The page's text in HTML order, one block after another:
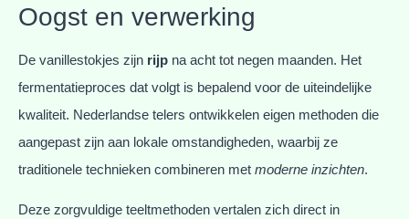
Oogst en verwerking
De vanillestokjes zijn rijp na acht tot negen maanden. Het
fermentatieproces dat volgt is bepalend voor de uiteindelijke
kwaliteit. Nederlandse telers ontwikkelen eigen methoden die
aangepast zijn aan lokale omstandigheden, waarbij ze
traditionele technieken combineren met moderne inzichten.
Deze zorgvuldige teeltmethoden vertalen zich direct in